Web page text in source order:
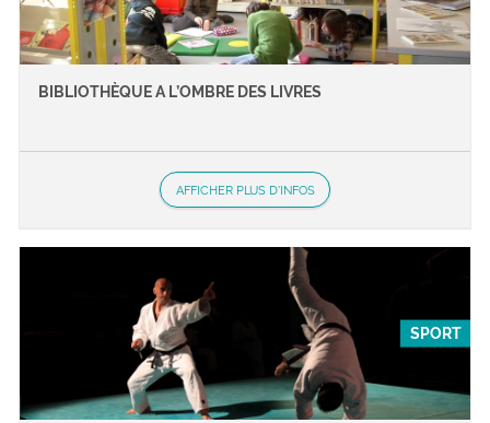
BIBLIOTHÈQUE A L’OMBRE DES LIVRES
AFFICHER PLUS D'INFOS
SPORT